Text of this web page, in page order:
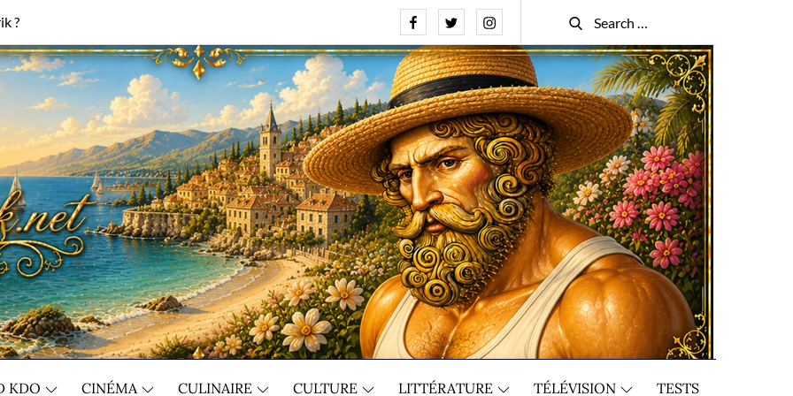
? FacebookTwitterInstagram
Search
for:
Search
KDO CINÉMA CULINAIRE CULTURE LITTÉRATURE TÉLÉVISION TESTS